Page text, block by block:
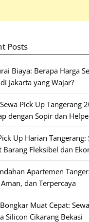
Posts
Biaya: Berapa Harga
Jakarta yang Wajar?
Pick Up Tangerang
dengan Sopir dan
Up Harian Tangerang:
Barang Fleksibel dan
Apartemen
dan Terpercaya
Muat Cepat:
Silicon Cikarang Bekasi